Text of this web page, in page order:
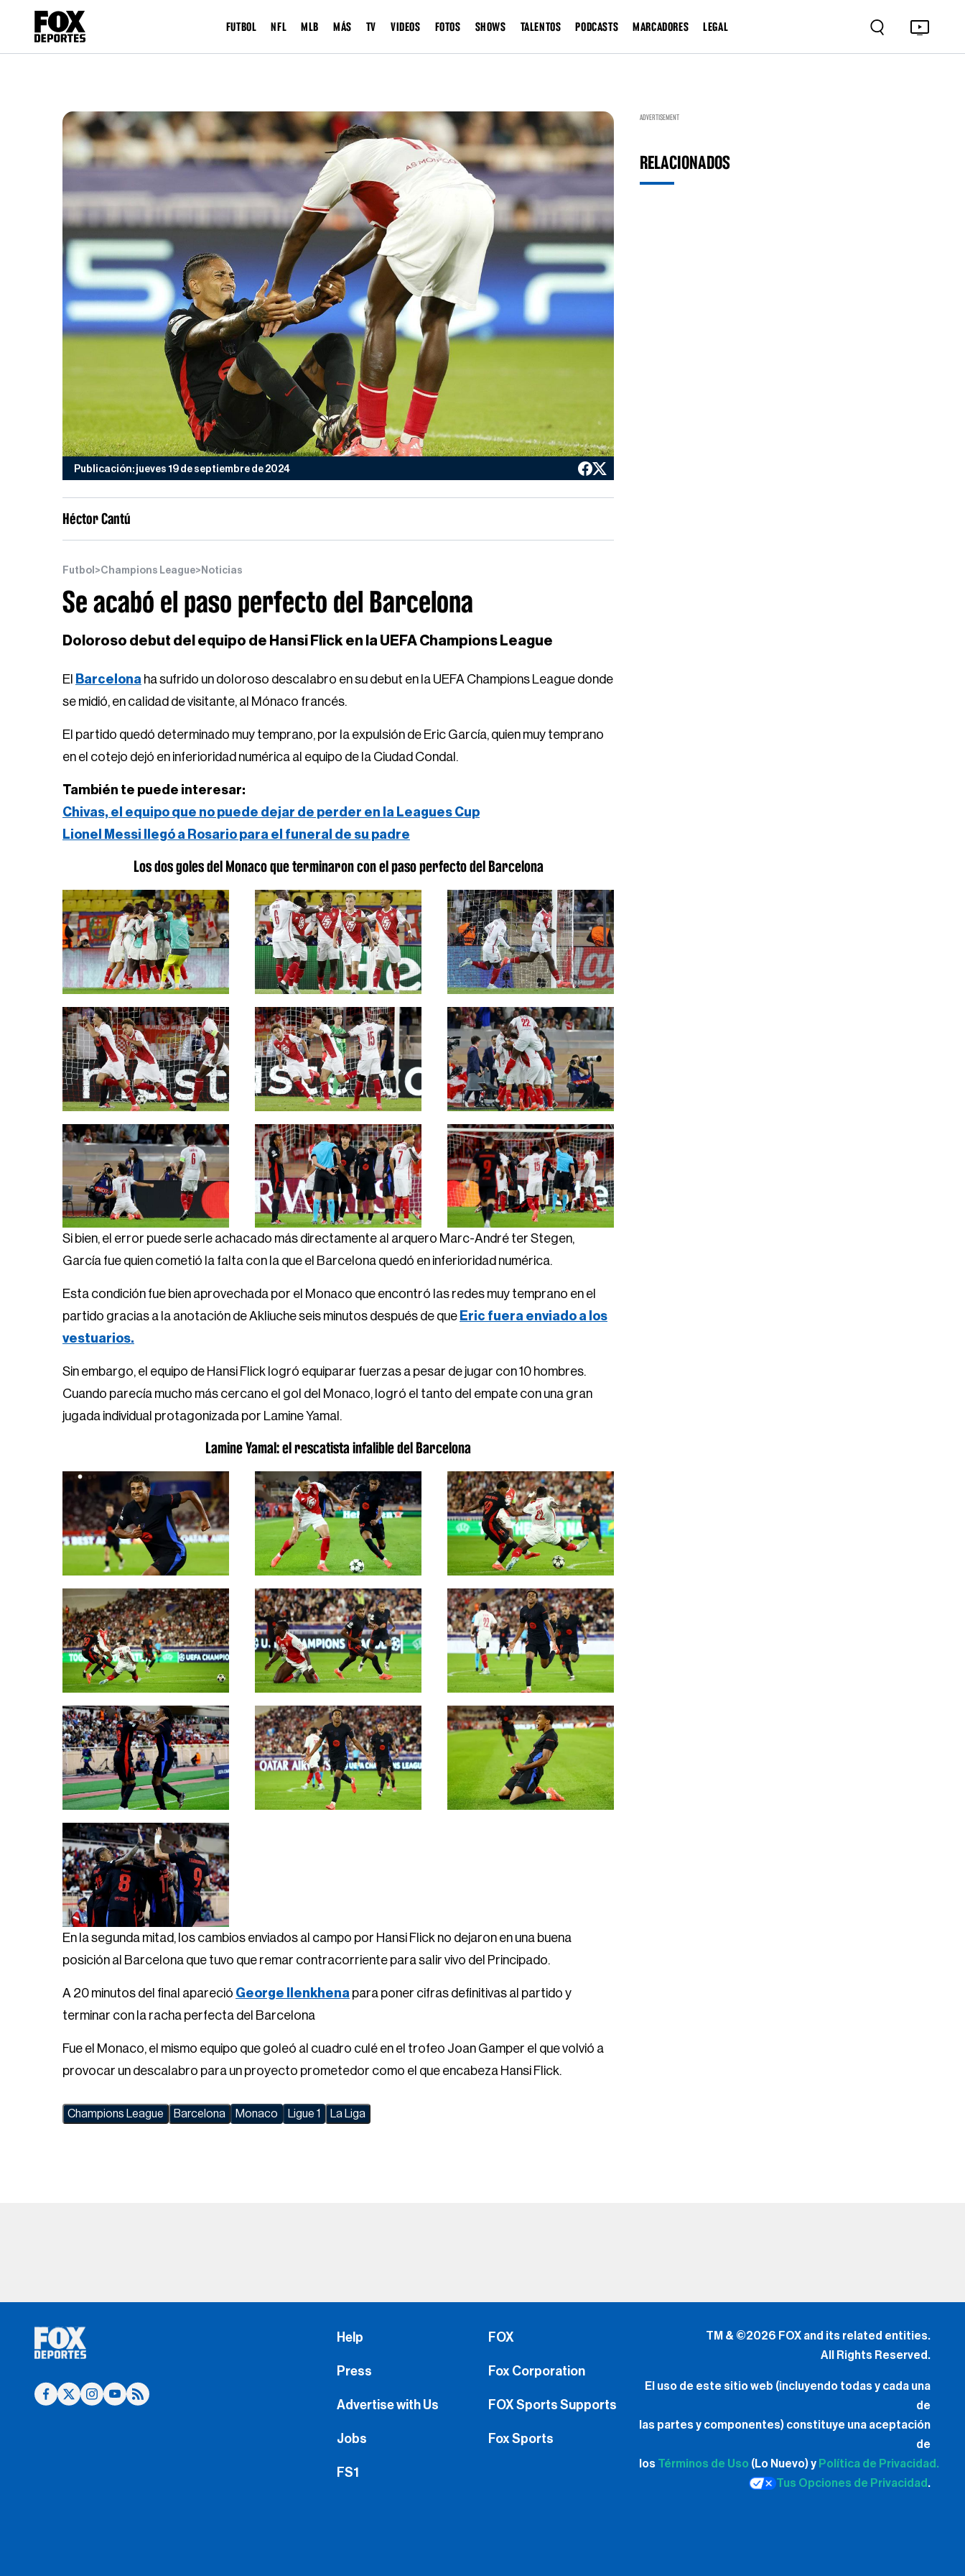
FUTBOL NFL MLB MÁS TV VIDEOS FOTOS SHOWS TALENTOS PODCASTS MARCADORES LEGAL
Publicación: jueves 19 de septiembre de 2024
Héctor Cantú
Futbol >Champions League> Noticias
Se acabó el paso perfecto del Barcelona
Doloroso debut del equipo de Hansi Flick en la UEFA Champions League
El Barcelona ha sufrido un doloroso descalabro en su debut en la UEFA Champions League donde
se midió, en calidad de visitante, al Mónaco francés.
El partido quedó determinado muy temprano, por la expulsión de Eric García, quien muy temprano
en el cotejo dejó en inferioridad numérica al equipo de la Ciudad Condal.
También te puede interesar:
Chivas, el equipo que no puede dejar de perder en la Leagues Cup
Lionel Messi llegó a Rosario para el funeral de su padre
Los dos goles del Monaco que terminaron con el paso perfecto del Barcelona
Si bien, el error puede serle achacado más directamente al arquero Marc-André ter Stegen,
García fue quien cometió la falta con la que el Barcelona quedó en inferioridad numérica.
Esta condición fue bien aprovechada por el Monaco que encontró las redes muy temprano en el
partido gracias a la anotación de Akliuche seis minutos después de que Eric fuera enviado a los
vestuarios.
Sin embargo, el equipo de Hansi Flick logró equiparar fuerzas a pesar de jugar con 10 hombres.
Cuando parecía mucho más cercano el gol del Monaco, logró el tanto del empate con una gran
jugada individual protagonizada por Lamine Yamal.
Lamine Yamal: el rescatista infalible del Barcelona
En la segunda mitad, los cambios enviados al campo por Hansi Flick no dejaron en una buena
posición al Barcelona que tuvo que remar contracorriente para salir vivo del Principado.
A 20 minutos del final apareció George Ilenkhena para poner cifras definitivas al partido y
terminar con la racha perfecta del Barcelona
Fue el Monaco, el mismo equipo que goleó al cuadro culé en el trofeo Joan Gamper el que volvió a
provocar un descalabro para un proyecto prometedor como el que encabeza Hansi Flick.
Champions League Barcelona Monaco Ligue 1 La Liga
ADVERTISEMENT
RELACIONADOS
Help
Press
Advertise with Us
Jobs
FS1
FOX
Fox Corporation
FOX Sports Supports
Fox Sports
TM & ©2026 FOX and its related entities.
All Rights Reserved.
El uso de este sitio web (incluyendo todas y cada una
de
las partes y componentes) constituye una aceptación
de
los Términos de Uso (Lo Nuevo) y Política de Privacidad.
Tus Opciones de Privacidad .